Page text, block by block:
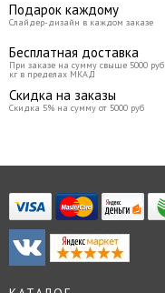
Подарок каждому
Слайдер-дизайн в каждом заказе
Бесплатная доставка
При заказе на сумму свыше 5000
кг в пределах МКАД
Скидка на заказы
Скидка 5% на сумму от 5000 руб